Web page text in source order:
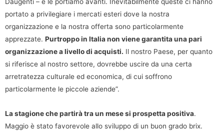
Daugenti – e le portiamo avanti. Inevitabilmente queste ci hanno
portato a privilegiare i mercati esteri dove la nostra
organizzazione e la nostra offerta sono particolarmente
apprezzate. Purtroppo in Italia non viene garantita una pari
organizzazione a livello di acquisti. Il nostro Paese, per quanto
si riferisce al nostro settore, dovrebbe uscire da una certa
arretratezza culturale ed economica, di cui soffrono
particolarmente le piccole aziende”.
La stagione che partirà tra un mese si prospetta positiva.
Maggio è stato favorevole allo sviluppo di un buon grado brix.